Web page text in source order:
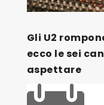
Gli U2
ecco le sei
aspettare